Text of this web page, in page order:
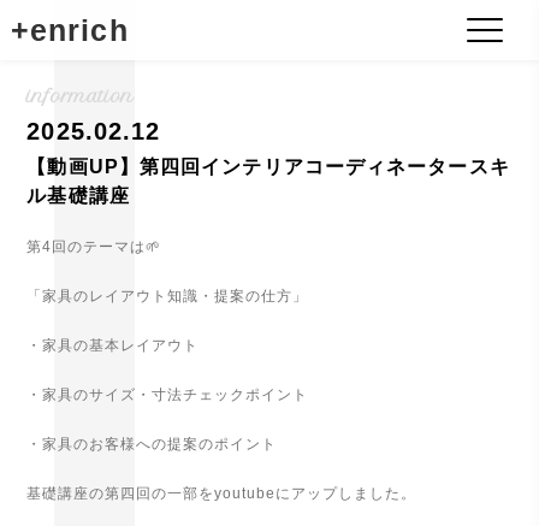
+enrich
information
2025.02.12
【動画UP】第四回インテリアコーディネータースキ
ル基礎講座
第4回のテーマは🌱
「家具のレイアウト知識・提案の仕方」
・家具の基本レイアウト
・家具のサイズ・寸法チェックポイント
・家具のお客様への提案のポイント
基礎講座の第四回の一部をyoutubeにアップしました。